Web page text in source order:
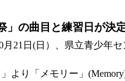
」の曲目と練習日が決
21日(日）、県立青少年
より「メモリー」